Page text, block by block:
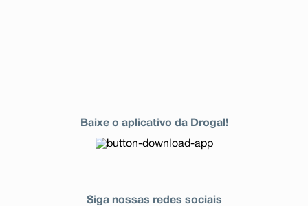
Baixe o aplicativo da Drogal!
Siga nossas redes sociais